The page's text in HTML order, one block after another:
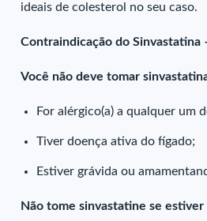
ideais de colesterol no seu caso.
Contraindicação do Sinvastatina
Você não deve tomar
For alérgico(a) a qualquer um
Tiver doença ativa do fígado;
Estiver grávida ou
Não tome sinvastatine se